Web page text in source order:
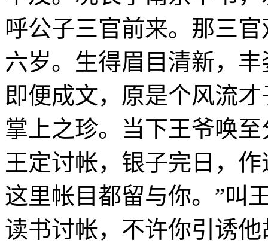
呼公子三官前来。那三
六岁。生得眉目清新，
即便成文，原是个风流
掌上之珍。当下王爷唤
王定讨帐，银子完日，
这里帐目都留与你。”叫
读书讨帐，不许你引诱